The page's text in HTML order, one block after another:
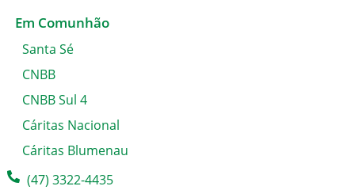
Em Comunhão
Santa Sé
CNBB
CNBB Sul 4
Cáritas Nacional
Cáritas Blumenau
(47) 3322-4435